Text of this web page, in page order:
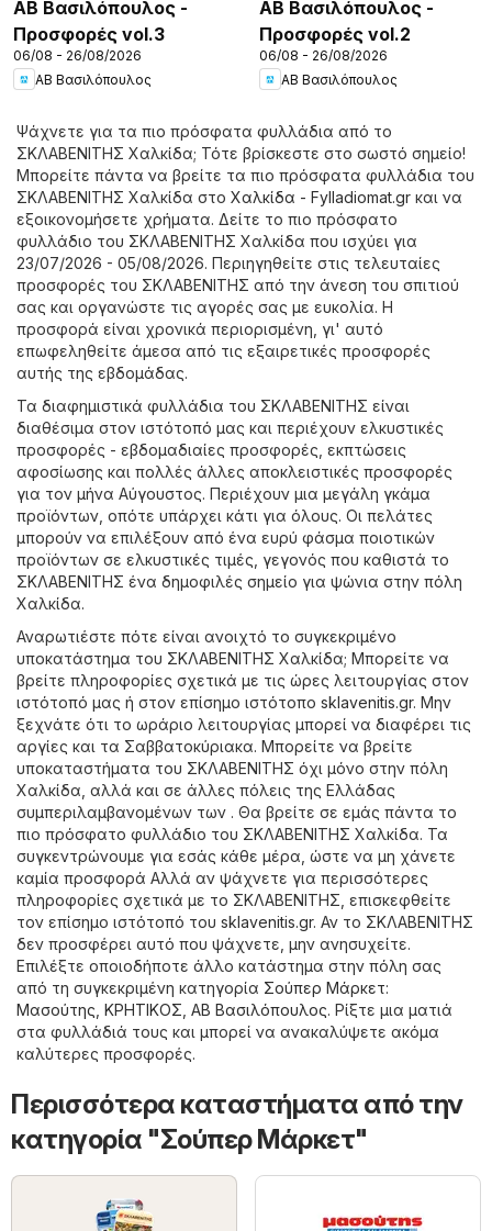
ΑΒ Βασιλόπουλος -
Προσφορές vol.3
06/08 - 26/08/2026
ΑΒ Βασιλόπουλος
ΑΒ Βασιλόπουλος -
Προσφορές vol.2
06/08 - 26/08/2026
ΑΒ Βασιλόπουλος
Ψάχνετε για τα πιο πρόσφατα φυλλάδια από το
ΣΚΛΑΒΕΝΙΤΗΣ Χαλκίδα; Τότε βρίσκεστε στο σωστό σημείο!
Μπορείτε πάντα να βρείτε τα πιο πρόσφατα φυλλάδια του
ΣΚΛΑΒΕΝΙΤΗΣ Χαλκίδα στο Χαλκίδα - Fylladiomat.gr και να
εξοικονομήσετε χρήματα. Δείτε το πιο πρόσφατο
φυλλάδιο του ΣΚΛΑΒΕΝΙΤΗΣ Χαλκίδα που ισχύει για
23/07/2026 - 05/08/2026. Περιηγηθείτε στις τελευταίες
προσφορές του ΣΚΛΑΒΕΝΙΤΗΣ από την άνεση του σπιτιού
σας και οργανώστε τις αγορές σας με ευκολία. Η
προσφορά είναι χρονικά περιορισμένη, γι' αυτό
επωφεληθείτε άμεσα από τις εξαιρετικές προσφορές
αυτής της εβδομάδας.
Τα διαφημιστικά φυλλάδια του ΣΚΛΑΒΕΝΙΤΗΣ είναι
διαθέσιμα στον ιστότοπό μας και περιέχουν ελκυστικές
προσφορές - εβδομαδιαίες προσφορές, εκπτώσεις
αφοσίωσης και πολλές άλλες αποκλειστικές προσφορές
για τον μήνα Αύγουστος. Περιέχουν μια μεγάλη γκάμα
προϊόντων, οπότε υπάρχει κάτι για όλους. Οι πελάτες
μπορούν να επιλέξουν από ένα ευρύ φάσμα ποιοτικών
προϊόντων σε ελκυστικές τιμές, γεγονός που καθιστά το
ΣΚΛΑΒΕΝΙΤΗΣ ένα δημοφιλές σημείο για ψώνια στην πόλη
Χαλκίδα.
Αναρωτιέστε πότε είναι ανοιχτό το συγκεκριμένο
υποκατάστημα του ΣΚΛΑΒΕΝΙΤΗΣ Χαλκίδα; Μπορείτε να
βρείτε πληροφορίες σχετικά με τις ώρες λειτουργίας στον
ιστότοπό μας ή στον επίσημο ιστότοπο sklavenitis.gr. Μην
ξεχνάτε ότι το ωράριο λειτουργίας μπορεί να διαφέρει τις
αργίες και τα Σαββατοκύριακα. Μπορείτε να βρείτε
υποκαταστήματα του ΣΚΛΑΒΕΝΙΤΗΣ όχι μόνο στην πόλη
Χαλκίδα, αλλά και σε άλλες πόλεις της Ελλάδας
συμπεριλαμβανομένων των . Θα βρείτε σε εμάς πάντα το
πιο πρόσφατο φυλλάδιο του ΣΚΛΑΒΕΝΙΤΗΣ Χαλκίδα. Τα
συγκεντρώνουμε για εσάς κάθε μέρα, ώστε να μη χάνετε
καμία προσφορά Αλλά αν ψάχνετε για περισσότερες
πληροφορίες σχετικά με το ΣΚΛΑΒΕΝΙΤΗΣ, επισκεφθείτε
τον επίσημο ιστότοπό του sklavenitis.gr. Αν το ΣΚΛΑΒΕΝΙΤΗΣ
δεν προσφέρει αυτό που ψάχνετε, μην ανησυχείτε.
Επιλέξτε οποιοδήποτε άλλο κατάστημα στην πόλη σας
από τη συγκεκριμένη κατηγορία Σούπερ Μάρκετ:
Μασούτης, ΚΡΗΤΙΚΟΣ, ΑΒ Βασιλόπουλος. Ρίξτε μια ματιά
στα φυλλάδιά τους και μπορεί να ανακαλύψετε ακόμα
καλύτερες προσφορές.
Περισσότερα καταστήματα από την
κατηγορία "Σούπερ Μάρκετ"